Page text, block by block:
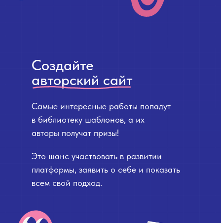
Создайте
авторский сайт
Самые интересные работы попадут
в библиотеку шаблонов, а их
авторы получат призы!
Это шанс участвовать в развитии
платформы, заявить о себе и показать
всем свой подход.